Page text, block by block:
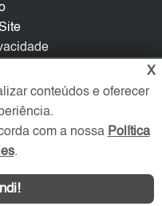
por
X
conteúdos e oferecer
com a nossa Política
.